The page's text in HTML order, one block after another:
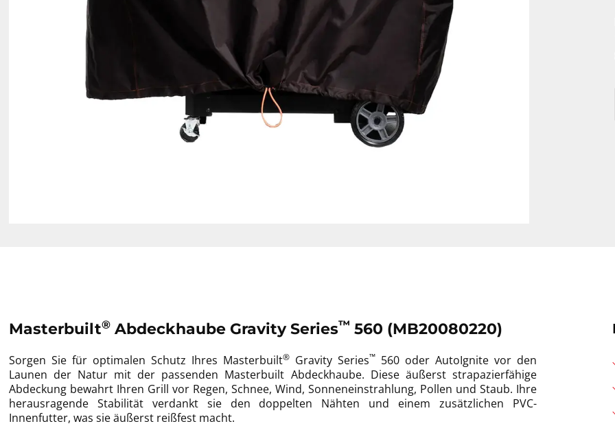
Masterbuilt® Abdeckhaube Gravity Series™ 560 (MB20080220)
Sorgen Sie für optimalen Schutz Ihres Masterbuilt®Gravity Series™560 oder AutoIgnite vor den
Launen der Natur mit der passenden Masterbuilt Abdeckhaube. Diese äußerst strapazierfähige
Abdeckung bewahrt Ihren Grill vor Regen, Schnee, Wind, Sonneneinstrahlung, Pollen und Staub. Ihre
herausragende Stabilität verdankt sie den doppelten Nähten und einem zusätzlichen PVC-
Innenfutter, was sie äußerst reißfest macht.